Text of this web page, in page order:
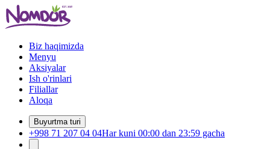
Biz haqimizda
Menyu
Aksiyalar
Ish o'rinlari
Filiallar
Aloqa
Buyurtma turi
+998 71 207 04 04Har kuni 00:00 dan 23:59 gacha